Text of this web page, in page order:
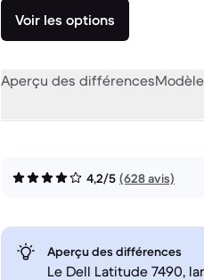
Voir les options
Aperçu des différences
4,2/5 (628 avis)
Aperçu des différences
Le Dell Latitude 7490,